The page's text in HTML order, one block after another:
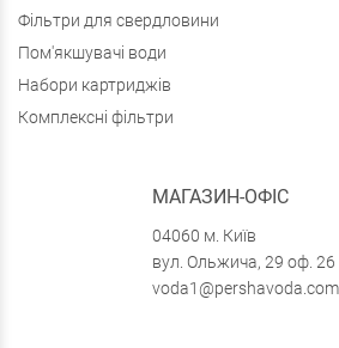
Фільтри для свердловини
Пом'якшувачі води
Набори картриджів
Комплексні фільтри
МАГАЗИН-ОФІС
04060 м. Київ
вул. Ольжича, 29 оф. 26